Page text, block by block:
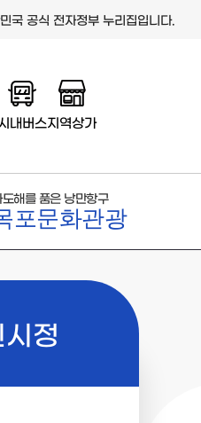
국 공식 전자정부 누리집입니다.
시내버스지역상가
도해를 품은 낭만항구
포문화관광
정